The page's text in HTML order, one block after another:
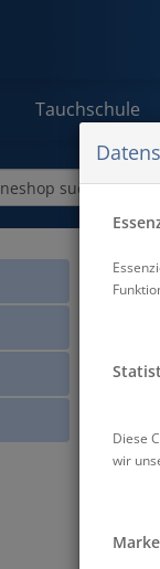
Tauchschule
Diese
wir